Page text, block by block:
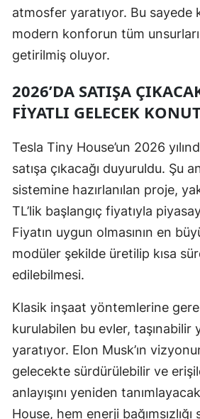
atmosfer yaratıyor. Bu sayede
modern konforun tüm
getirilmiş oluyor.
2026’DA SATIŞA
FIYATLI GELECEK
Tesla Tiny House’un 2026
satışa çıkacağı duyuruldu. Şu
sistemine hazırlanılan proje,
TL’lik başlangıç fiyatıyla
Fiyatın uygun olmasının en
modüler şekilde üretilip kısa
edilebilmesi.
Klasik inşaat yöntemlerine
kurulabilen bu evler, taşınabilir
yaratıyor. Elon Musk’ın
gelecekte sürdürülebilir ve
anlayışını yeniden
House, hem enerji